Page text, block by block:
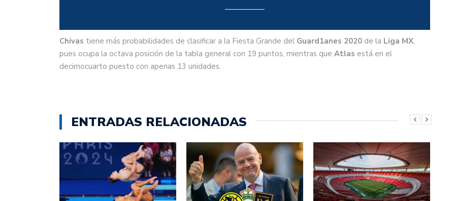
Chivas tiene más probabilidades de clasificar a la Fiesta Grande del Guard1anes 2020 de la Liga MX,
pues ocupa la octava posición de la tabla general con 19 puntos, mientras que Atlas está en el
decimocuarto puesto con apenas 13 unidades.
ENTRADAS RELACIONADAS